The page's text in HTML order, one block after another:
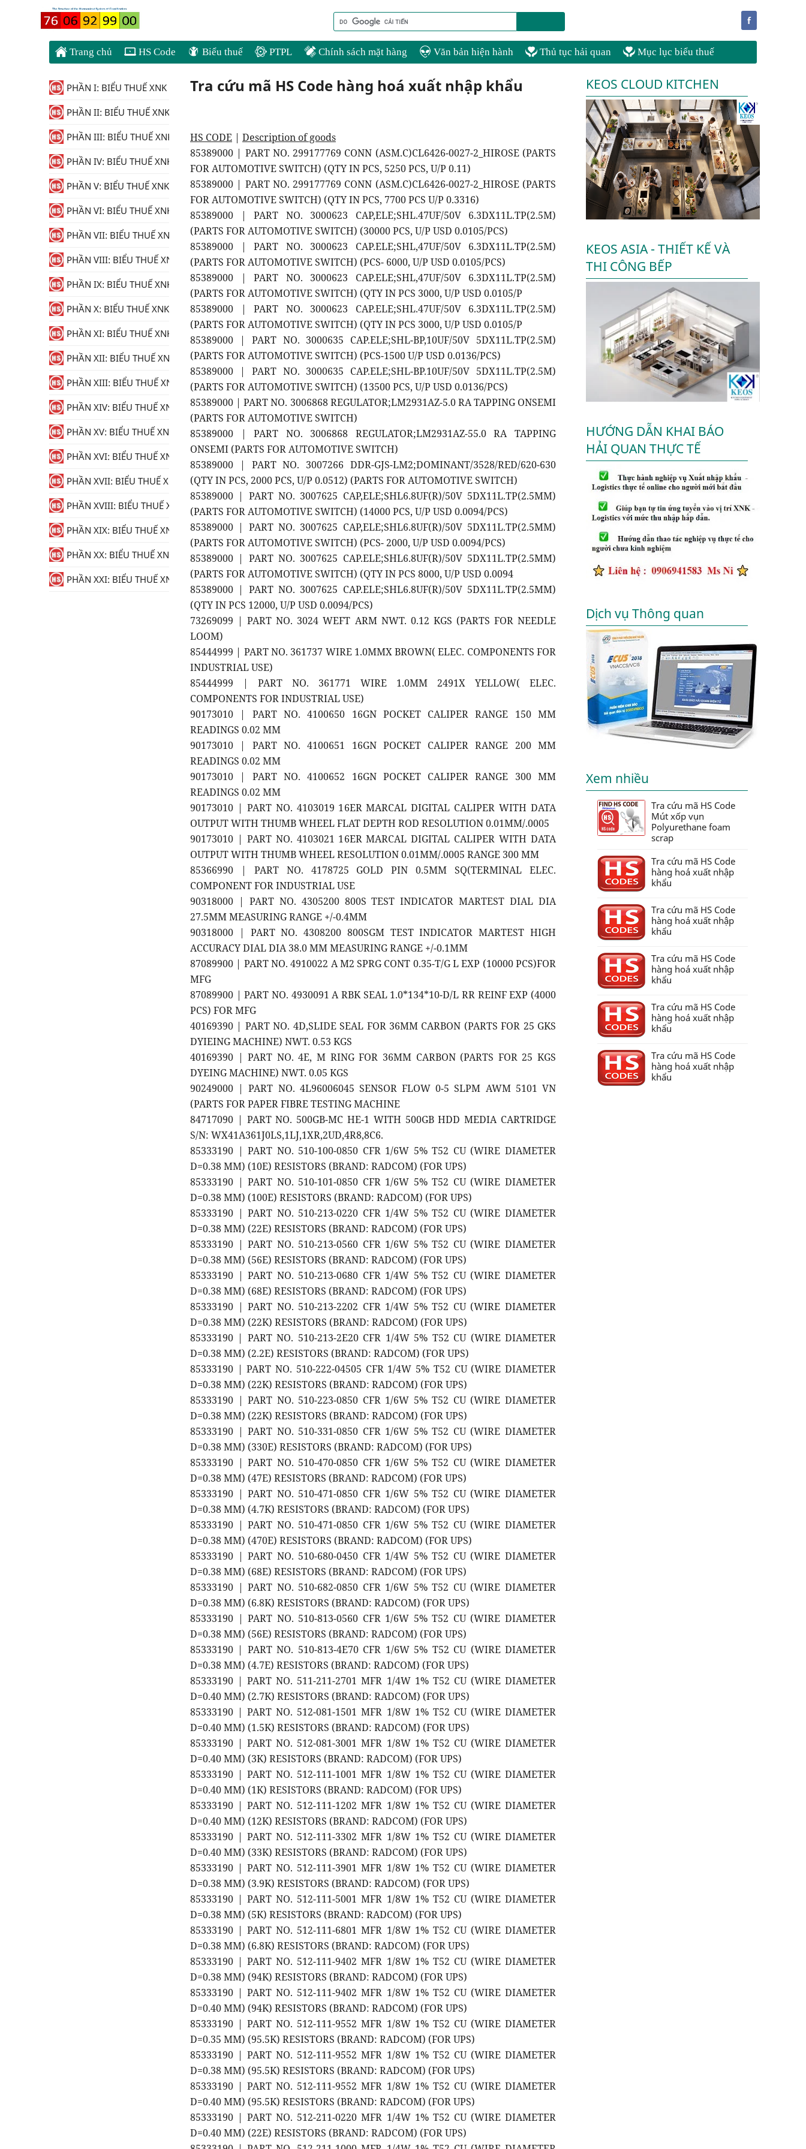
f
Trang chủ HS Code Biểu thuế PTPL Chính sách mặt hàng Văn bản hiện hành Thủ tục hải quan Mục lục biểu thuế
Tra cứu mã HS Code hàng hoá xuất nhập khẩu
HS CODE | Description of goods
85389000 | PART NO. 299177769 CONN (ASM.C)CL6426-0027-2_HIROSE (PARTS
FOR AUTOMOTIVE SWITCH) (QTY IN PCS, 5250 PCS, U/P 0.11)
85389000 | PART NO. 299177769 CONN (ASM.C)CL6426-0027-2_HIROSE (PARTS
FOR AUTOMOTIVE SWITCH) (QTY IN PCS, 7700 PCS U/P 0.3316)
85389000 | PART NO. 3000623 CAP,ELE;SHL.47UF/50V 6.3DX11L.TP(2.5M)
(PARTS FOR AUTOMOTIVE SWITCH) (30000 PCS, U/P USD 0.0105/PCS)
85389000 | PART NO. 3000623 CAP.ELE;SHL,47UF/50V 6.3DX11L.TP(2.5M)
(PARTS FOR AUTOMOTIVE SWITCH) (PCS- 6000, U/P USD 0.0105/PCS)
85389000 | PART NO. 3000623 CAP.ELE;SHL,47UF/50V 6.3DX11L.TP(2.5M)
(PARTS FOR AUTOMOTIVE SWITCH) (QTY IN PCS 3000, U/P USD 0.0105/P
85389000 | PART NO. 3000623 CAP.ELE;SHL.47UF/50V 6.3DX11L.TP(2.5M)
(PARTS FOR AUTOMOTIVE SWITCH) (QTY IN PCS 3000, U/P USD 0.0105/P
85389000 | PART NO. 3000635 CAP.ELE;SHL-BP,10UF/50V 5DX11L.TP(2.5M)
(PARTS FOR AUTOMOTIVE SWITCH) (PCS-1500 U/P USD 0.0136/PCS)
85389000 | PART NO. 3000635 CAP.ELE;SHL-BP.10UF/50V 5DX11L.TP(2.5M)
(PARTS FOR AUTOMOTIVE SWITCH) (13500 PCS, U/P USD 0.0136/PCS)
85389000 | PART NO. 3006868 REGULATOR;LM2931AZ-5.0 RA TAPPING ONSEMI
(PARTS FOR AUTOMOTIVE SWITCH)
85389000 | PART NO. 3006868 REGULATOR;LM2931AZ-55.0 RA TAPPING
ONSEMI (PARTS FOR AUTOMOTIVE SWITCH)
85389000 | PART NO. 3007266 DDR-GJS-LM2;DOMINANT/3528/RED/620-630
(QTY IN PCS, 2000 PCS, U/P 0.0512) (PARTS FOR AUTOMOTIVE SWITCH)
85389000 | PART NO. 3007625 CAP,ELE;SHL6.8UF(R)/50V 5DX11L.TP(2.5MM)
(PARTS FOR AUTOMOTIVE SWITCH) (14000 PCS, U/P USD 0.0094/PCS)
85389000 | PART NO. 3007625 CAP,ELE;SHL6.8UF(R)/50V 5DX11L.TP(2.5MM)
(PARTS FOR AUTOMOTIVE SWITCH) (PCS- 2000, U/P USD 0.0094/PCS)
85389000 | PART NO. 3007625 CAP.ELE;SHL6.8UF(R)/50V 5DX11L.TP(2.5MM)
(PARTS FOR AUTOMOTIVE SWITCH) (QTY IN PCS 8000, U/P USD 0.0094
85389000 | PART NO. 3007625 CAP.ELE;SHL6.8UF(R)/50V 5DX11L.TP(2.5MM)
(QTY IN PCS 12000, U/P USD 0.0094/PCS)
73269099 | PART NO. 3024 WEFT ARM NWT. 0.12 KGS (PARTS FOR NEEDLE
LOOM)
85444999 | PART NO. 361737 WIRE 1.0MMX BROWN( ELEC. COMPONENTS FOR
INDUSTRIAL USE)
85444999 | PART NO. 361771 WIRE 1.0MM 2491X YELLOW( ELEC.
COMPONENTS FOR INDUSTRIAL USE)
90173010 | PART NO. 4100650 16GN POCKET CALIPER RANGE 150 MM
READINGS 0.02 MM
90173010 | PART NO. 4100651 16GN POCKET CALIPER RANGE 200 MM
READINGS 0.02 MM
90173010 | PART NO. 4100652 16GN POCKET CALIPER RANGE 300 MM
READINGS 0.02 MM
90173010 | PART NO. 4103019 16ER MARCAL DIGITAL CALIPER WITH DATA
OUTPUT WITH THUMB WHEEL FLAT DEPTH ROD RESOLUTION 0.01MM/.0005
90173010 | PART NO. 4103021 16ER MARCAL DIGITAL CALIPER WITH DATA
OUTPUT WITH THUMB WHEEL RESOLUTION 0.01MM/.0005 RANGE 300 MM
85366990 | PART NO. 4178725 GOLD PIN 0.5MM SQ(TERMINAL ELEC.
COMPONENT FOR INDUSTRIAL USE
90318000 | PART NO. 4305200 800S TEST INDICATOR MARTEST DIAL DIA
27.5MM MEASURING RANGE +/-0.4MM
90318000 | PART NO. 4308200 800SGM TEST INDICATOR MARTEST HIGH
ACCURACY DIAL DIA 38.0 MM MEASURING RANGE +/-0.1MM
87089900 | PART NO. 4910022 A M2 SPRG CONT 0.35-T/G L EXP (10000 PCS)FOR
MFG
87089900 | PART NO. 4930091 A RBK SEAL 1.0*134*10-D/L RR REINF EXP (4000
PCS) FOR MFG
40169390 | PART NO. 4D,SLIDE SEAL FOR 36MM CARBON (PARTS FOR 25 GKS
DYIEING MACHINE) NWT. 0.53 KGS
40169390 | PART NO. 4E, M RING FOR 36MM CARBON (PARTS FOR 25 KGS
DYEING MACHINE) NWT. 0.05 KGS
90249000 | PART NO. 4L96006045 SENSOR FLOW 0-5 SLPM AWM 5101 VN
(PARTS FOR PAPER FIBRE TESTING MACHINE
84717090 | PART NO. 500GB-MC HE-1 WITH 500GB HDD MEDIA CARTRIDGE
S/N: WX41A361J0LS,1LJ,1XR,2UD,4R8,8C6.
85333190 | PART NO. 510-100-0850 CFR 1/6W 5% T52 CU (WIRE DIAMETER
D=0.38 MM) (10E) RESISTORS (BRAND: RADCOM) (FOR UPS)
85333190 | PART NO. 510-101-0850 CFR 1/6W 5% T52 CU (WIRE DIAMETER
D=0.38 MM) (100E) RESISTORS (BRAND: RADCOM) (FOR UPS)
85333190 | PART NO. 510-213-0220 CFR 1/4W 5% T52 CU (WIRE DIAMETER
D=0.38 MM) (22E) RESISTORS (BRAND: RADCOM) (FOR UPS)
85333190 | PART NO. 510-213-0560 CFR 1/6W 5% T52 CU (WIRE DIAMETER
D=0.38 MM) (56E) RESISTORS (BRAND: RADCOM) (FOR UPS)
85333190 | PART NO. 510-213-0680 CFR 1/4W 5% T52 CU (WIRE DIAMETER
D=0.38 MM) (68E) RESISTORS (BRAND: RADCOM) (FOR UPS)
85333190 | PART NO. 510-213-2202 CFR 1/4W 5% T52 CU (WIRE DIAMETER
D=0.38 MM) (22K) RESISTORS (BRAND: RADCOM) (FOR UPS)
85333190 | PART NO. 510-213-2E20 CFR 1/4W 5% T52 CU (WIRE DIAMETER
D=0.38 MM) (2.2E) RESISTORS (BRAND: RADCOM) (FOR UPS)
85333190 | PART NO. 510-222-04505 CFR 1/4W 5% T52 CU (WIRE DIAMETER
D=0.38 MM) (22K) RESISTORS (BRAND: RADCOM) (FOR UPS)
85333190 | PART NO. 510-223-0850 CFR 1/6W 5% T52 CU (WIRE DIAMETER
D=0.38 MM) (22K) RESISTORS (BRAND: RADCOM) (FOR UPS)
85333190 | PART NO. 510-331-0850 CFR 1/6W 5% T52 CU (WIRE DIAMETER
D=0.38 MM) (330E) RESISTORS (BRAND: RADCOM) (FOR UPS)
85333190 | PART NO. 510-470-0850 CFR 1/6W 5% T52 CU (WIRE DIAMETER
D=0.38 MM) (47E) RESISTORS (BRAND: RADCOM) (FOR UPS)
85333190 | PART NO. 510-471-0850 CFR 1/6W 5% T52 CU (WIRE DIAMETER
D=0.38 MM) (4.7K) RESISTORS (BRAND: RADCOM) (FOR UPS)
85333190 | PART NO. 510-471-0850 CFR 1/6W 5% T52 CU (WIRE DIAMETER
D=0.38 MM) (470E) RESISTORS (BRAND: RADCOM) (FOR UPS)
85333190 | PART NO. 510-680-0450 CFR 1/4W 5% T52 CU (WIRE DIAMETER
D=0.38 MM) (68E) RESISTORS (BRAND: RADCOM) (FOR UPS)
85333190 | PART NO. 510-682-0850 CFR 1/6W 5% T52 CU (WIRE DIAMETER
D=0.38 MM) (6.8K) RESISTORS (BRAND: RADCOM) (FOR UPS)
85333190 | PART NO. 510-813-0560 CFR 1/6W 5% T52 CU (WIRE DIAMETER
D=0.38 MM) (56E) RESISTORS (BRAND: RADCOM) (FOR UPS)
85333190 | PART NO. 510-813-4E70 CFR 1/6W 5% T52 CU (WIRE DIAMETER
D=0.38 MM) (4.7E) RESISTORS (BRAND: RADCOM) (FOR UPS)
85333190 | PART NO. 511-211-2701 MFR 1/4W 1% T52 CU (WIRE DIAMETER
D=0.40 MM) (2.7K) RESISTORS (BRAND: RADCOM) (FOR UPS)
85333190 | PART NO. 512-081-1501 MFR 1/8W 1% T52 CU (WIRE DIAMETER
D=0.40 MM) (1.5K) RESISTORS (BRAND: RADCOM) (FOR UPS)
85333190 | PART NO. 512-081-3001 MFR 1/8W 1% T52 CU (WIRE DIAMETER
D=0.40 MM) (3K) RESISTORS (BRAND: RADCOM) (FOR UPS)
85333190 | PART NO. 512-111-1001 MFR 1/8W 1% T52 CU (WIRE DIAMETER
D=0.40 MM) (1K) RESISTORS (BRAND: RADCOM) (FOR UPS)
85333190 | PART NO. 512-111-1202 MFR 1/8W 1% T52 CU (WIRE DIAMETER
D=0.40 MM) (12K) RESISTORS (BRAND: RADCOM) (FOR UPS)
85333190 | PART NO. 512-111-3302 MFR 1/8W 1% T52 CU (WIRE DIAMETER
D=0.40 MM) (33K) RESISTORS (BRAND: RADCOM) (FOR UPS)
85333190 | PART NO. 512-111-3901 MFR 1/8W 1% T52 CU (WIRE DIAMETER
D=0.38 MM) (3.9K) RESISTORS (BRAND: RADCOM) (FOR UPS)
85333190 | PART NO. 512-111-5001 MFR 1/8W 1% T52 CU (WIRE DIAMETER
D=0.38 MM) (5K) RESISTORS (BRAND: RADCOM) (FOR UPS)
85333190 | PART NO. 512-111-6801 MFR 1/8W 1% T52 CU (WIRE DIAMETER
D=0.38 MM) (6.8K) RESISTORS (BRAND: RADCOM) (FOR UPS)
85333190 | PART NO. 512-111-9402 MFR 1/8W 1% T52 CU (WIRE DIAMETER
D=0.38 MM) (94K) RESISTORS (BRAND: RADCOM) (FOR UPS)
85333190 | PART NO. 512-111-9402 MFR 1/8W 1% T52 CU (WIRE DIAMETER
D=0.40 MM) (94K) RESISTORS (BRAND: RADCOM) (FOR UPS)
85333190 | PART NO. 512-111-9552 MFR 1/8W 1% T52 CU (WIRE DIAMETER
D=0.35 MM) (95.5K) RESISTORS (BRAND: RADCOM) (FOR UPS)
85333190 | PART NO. 512-111-9552 MFR 1/8W 1% T52 CU (WIRE DIAMETER
D=0.38 MM) (95.5K) RESISTORS (BRAND: RADCOM) (FOR UPS)
85333190 | PART NO. 512-111-9552 MFR 1/8W 1% T52 CU (WIRE DIAMETER
D=0.40 MM) (95.5K) RESISTORS (BRAND: RADCOM) (FOR UPS)
85333190 | PART NO. 512-211-0220 MFR 1/4W 1% T52 CU (WIRE DIAMETER
D=0.40 MM) (22E) RESISTORS (BRAND: RADCOM) (FOR UPS)
KEOS CLOUD KITCHEN
KEOS ASIA - THIẾT KẾ VÀ
THI CÔNG BẾP
HƯỚNG DẪN KHAI BÁO
HẢI QUAN THỰC TẾ
Dịch vụ Thông quan
Xem nhiều
Tra cứu mã HS Code
Mút xốp vụn
Polyurethane foam
scrap
Tra cứu mã HS Code
hàng hoá xuất nhập
khẩu
Tra cứu mã HS Code
hàng hoá xuất nhập
khẩu
Tra cứu mã HS Code
hàng hoá xuất nhập
khẩu
Tra cứu mã HS Code
hàng hoá xuất nhập
khẩu
Tra cứu mã HS Code
hàng hoá xuất nhập
khẩu
PHẦN I: BIỂU THUẾ XNK
PHẦN II: BIỂU THUẾ XNK
PHẦN III: BIỂU THUẾ XNK
PHẦN IV: BIỂU THUẾ XNK
PHẦN V: BIỂU THUẾ XNK
PHẦN VI: BIỂU THUẾ XNK
PHẦN VII: BIỂU THUẾ XNK
PHẦN VIII: BIỂU THUẾ XNK
PHẦN IX: BIỂU THUẾ XNK
PHẦN X: BIỂU THUẾ XNK
PHẦN XI: BIỂU THUẾ XNK
PHẦN XII: BIỂU THUẾ XNK
PHẦN XIII: BIỂU THUẾ XNK
PHẦN XIV: BIỂU THUẾ XNK
PHẦN XV: BIỂU THUẾ XNK
PHẦN XVI: BIỂU THUẾ XNK
PHẦN XVII: BIỂU THUẾ XNK
PHẦN XVIII: BIỂU THUẾ XNK
PHẦN XIX: BIỂU THUẾ XNK
PHẦN XX: BIỂU THUẾ XNK
PHẦN XXI: BIỂU THUẾ XNK